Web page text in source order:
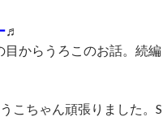
♬
からうろこのお話。続編
こちゃん頑張りました。S